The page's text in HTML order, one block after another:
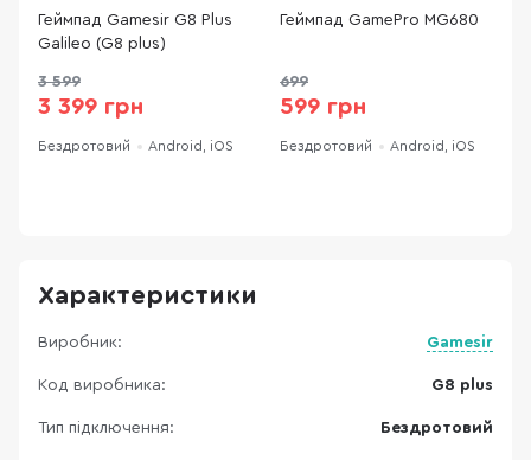
Геймпад Gamesir G8 Plus
Galileo (G8 plus)
3 599
3 399 грн
Бездротовий Android, iOS
Геймпад GamePro MG680
699
599 грн
Бездротовий Android, iOS
Характеристики
Виробник: Gamesir
Код виробника: G8 plus
Тип підключення: Бездротовий